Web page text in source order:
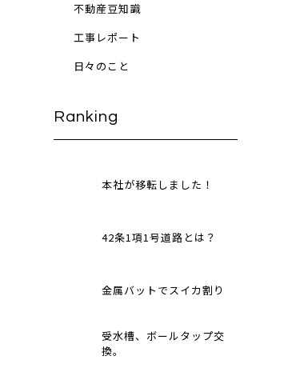
不動産豆知識
工事レポート
日々のこと
Ranking
本社が移転しました！
42条1項1号道路とは？
金属バットでスイカ割り
受水槽、ボールタップ交
換。